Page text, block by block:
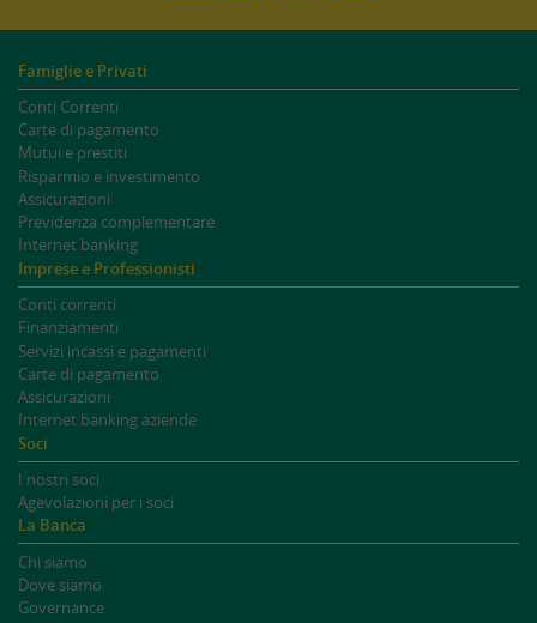
Famiglie e Privati
Conti Correnti
Carte di pagamento
Mutui e prestiti
Risparmio e investimento
Assicurazioni
Previdenza complementare
Internet banking
Imprese e Professionisti
Conti correnti
Finanziamenti
Servizi incassi e pagamenti
Carte di pagamento
Assicurazioni
Internet banking aziende
Soci
I nostri soci
Agevolazioni per i soci
La Banca
Chi siamo
Dove siamo
Governance